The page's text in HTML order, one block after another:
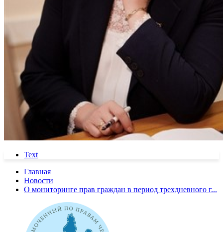
Text
Главная
Новости
О мониторинге прав граждан в период трехдневного г...